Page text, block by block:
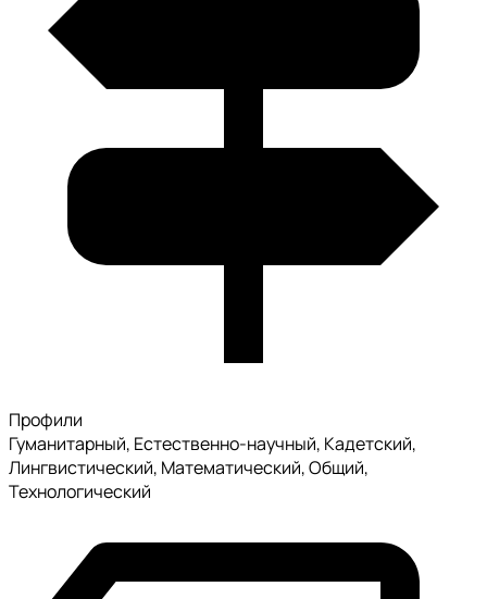
Профили
Гуманитарный, Естественно-научный, Кадетский,
Лингвистический, Математический, Общий,
Технологический